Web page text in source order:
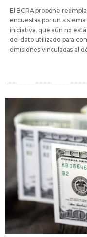
El BCRA propone
encuestas por un
iniciativa, que aún no
del dato utilizado para
emisiones vinculadas al